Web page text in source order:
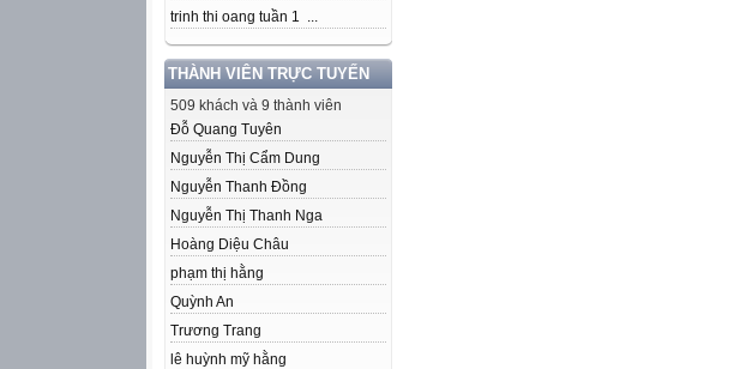
trinh thi oang tuần 1 ...
THÀNH VIÊN TRỰC TUYẾN
509 khách và 9 thành viên
Đỗ Quang Tuyên
Nguyễn Thị Cẩm Dung
Nguyễn Thanh Đồng
Nguyễn Thị Thanh Nga
Hoàng Diệu Châu
phạm thị hằng
Quỳnh An
Trương Trang
lê huỳnh mỹ hằng